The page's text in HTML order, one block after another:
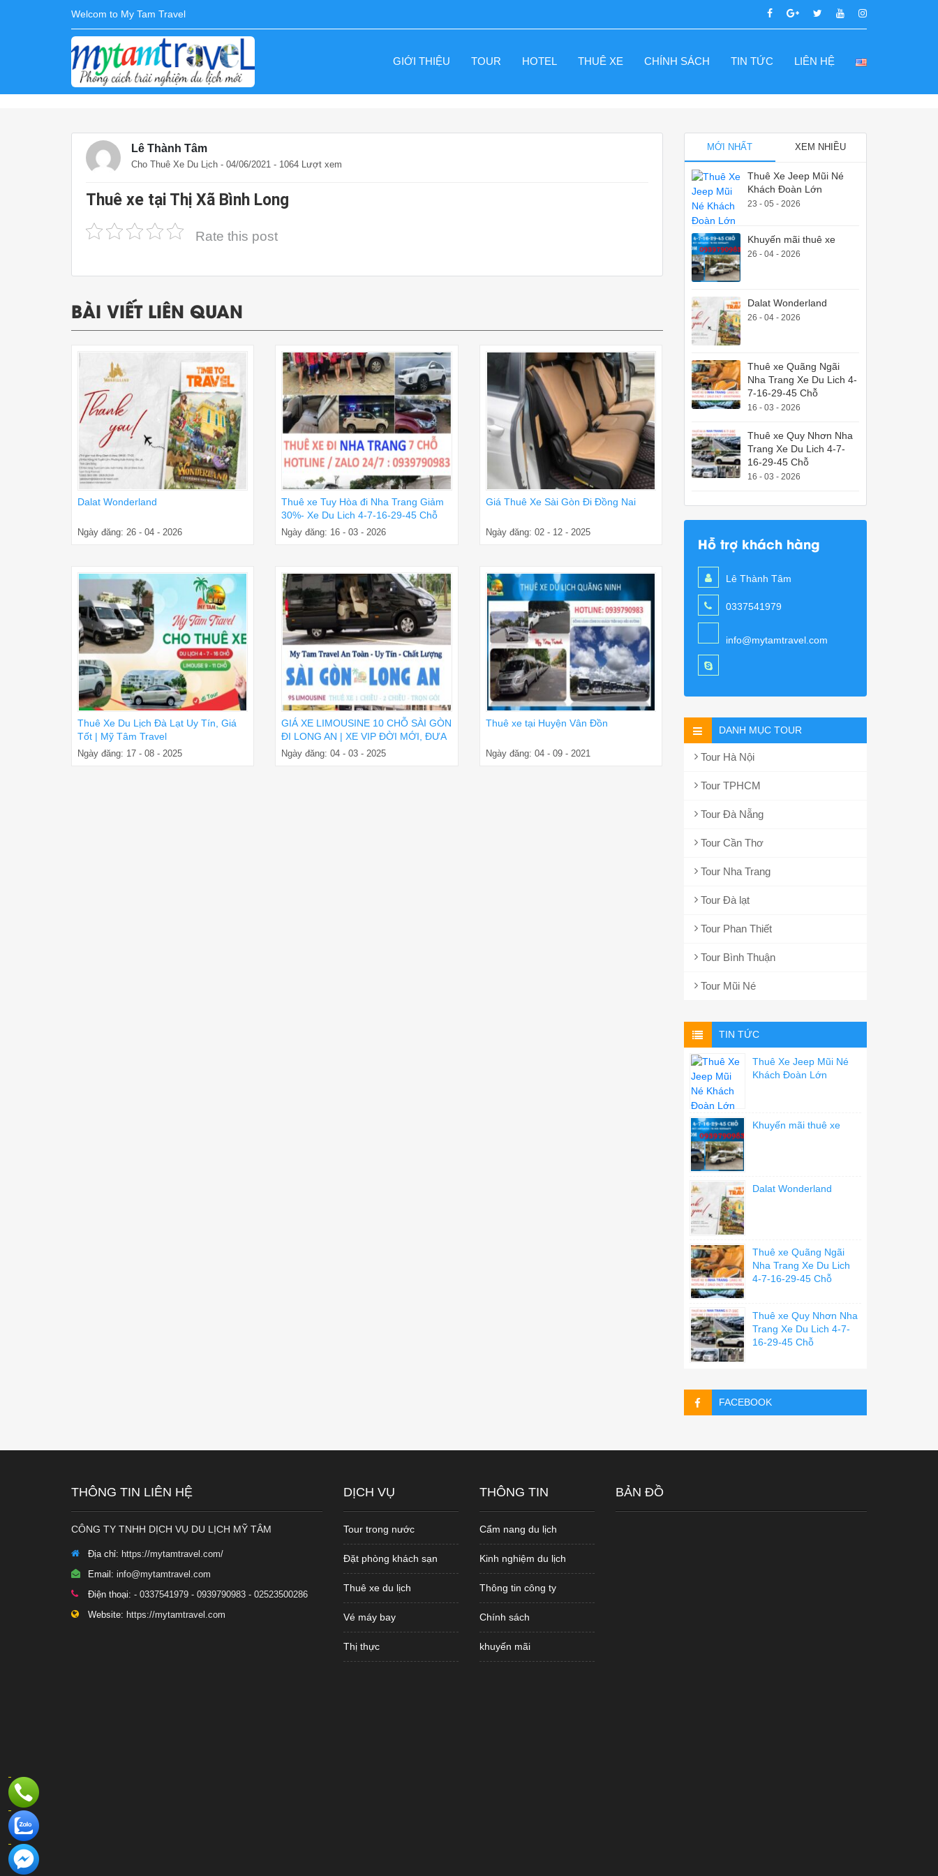
Welcom to My Tam Travel
GIỚI THIỆU TOUR HOTEL THUÊ XE CHÍNH SÁCH TIN TỨC LIÊN HỆ
Lê Thành Tâm
Cho Thuê Xe Du Lịch - 04/06/2021 - 1064 Lượt xem
Thuê xe tại Thị Xã Bình Long
Rate this post
BÀI VIẾT LIÊN QUAN
Dalat Wonderland
Ngày đăng: 26 - 04 - 2026
Thuê xe Tuy Hòa đi Nha Trang Giảm
30%- Xe Du Lich 4-7-16-29-45 Chỗ
Ngày đăng: 16 - 03 - 2026
Giá Thuê Xe Sài Gòn Đi Đồng Nai
Ngày đăng: 02 - 12 - 2025
Thuê Xe Du Lịch Đà Lạt Uy Tín, Giá
Tốt | Mỹ Tâm Travel
Ngày đăng: 17 - 08 - 2025
GIÁ XE LIMOUSINE 10 CHỖ SÀI GÒN
ĐI LONG AN | XE VIP ĐỜI MỚI, ĐƯA
ĐÓN TẬN NƠI
Ngày đăng: 04 - 03 - 2025
Thuê xe tại Huyện Vân Đồn
Ngày đăng: 04 - 09 - 2021
MỚI NHẤT XEM NHIỀU
Thuê Xe Jeep Mũi Né
Khách Đoàn Lớn
23 - 05 - 2026
Khuyến mãi thuê xe
26 - 04 - 2026
Dalat Wonderland
26 - 04 - 2026
Thuê xe Quãng Ngãi
Nha Trang Xe Du Lich 4-
7-16-29-45 Chỗ
16 - 03 - 2026
Thuê xe Quy Nhơn Nha
Trang Xe Du Lich 4-7-
16-29-45 Chỗ
16 - 03 - 2026
Hỗ trợ khách hàng
Lê Thành Tâm
0337541979
info@mytamtravel.com
DANH MỤC TOUR
Tour Hà Nội
Tour TPHCM
Tour Đà Nẵng
Tour Cần Thơ
Tour Nha Trang
Tour Đà lạt
Tour Phan Thiết
Tour Bình Thuận
Tour Mũi Né
TIN TỨC
Thuê Xe Jeep Mũi Né
Khách Đoàn Lớn
Khuyến mãi thuê xe
Dalat Wonderland
Thuê xe Quãng Ngãi
Nha Trang Xe Du Lich
4-7-16-29-45 Chỗ
Thuê xe Quy Nhơn Nha
Trang Xe Du Lich 4-7-
16-29-45 Chỗ
FACEBOOK
THÔNG TIN LIÊN HỆ
CÔNG TY TNHH DỊCH VỤ DU LỊCH MỸ TÂM
Địa chỉ: https://mytamtravel.com/
Email: info@mytamtravel.com
Điện thoại: - 0337541979 - 0939790983 - 02523500286
Website: https://mytamtravel.com
DỊCH VỤ
Tour trong nước
Đặt phòng khách sạn
Thuê xe du lịch
Vé máy bay
Thị thực
THÔNG TIN
Cẩm nang du lịch
Kinh nghiệm du lịch
Thông tin công ty
Chính sách
khuyến mãi
BẢN ĐỒ